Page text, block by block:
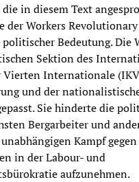
in diesem Text
der Workers
Bedeutung. Die
Sektion des
Vierten Internationale
und der
Sie hinderte die
Bergarbeiter und
Kampf
in der Labour- und
aufzunehmen.